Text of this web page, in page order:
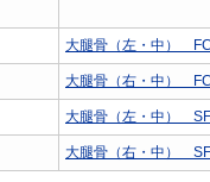
大腿骨（左・中）
大腿骨（右・中）
大腿骨（左・中） SF
大腿骨（右・中） SF